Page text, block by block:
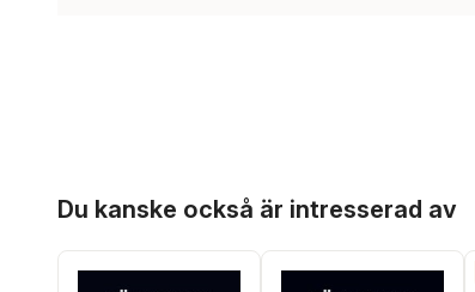
Du kanske också är intresserad av